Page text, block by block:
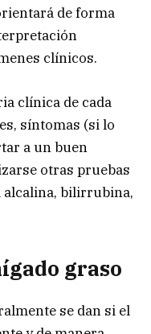
de forma
clínicos.
clínica de cada
síntomas (si lo
a un buen
otras pruebas
alcalina, bilirrubina,
graso
se dan si el